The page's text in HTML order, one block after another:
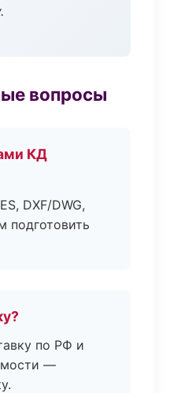
вопросы
КД
DXF/DWG,
подготовить
по РФ и
—